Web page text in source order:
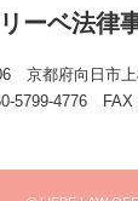
リーベ法律
京都府向日市上
5799-4776 FAX